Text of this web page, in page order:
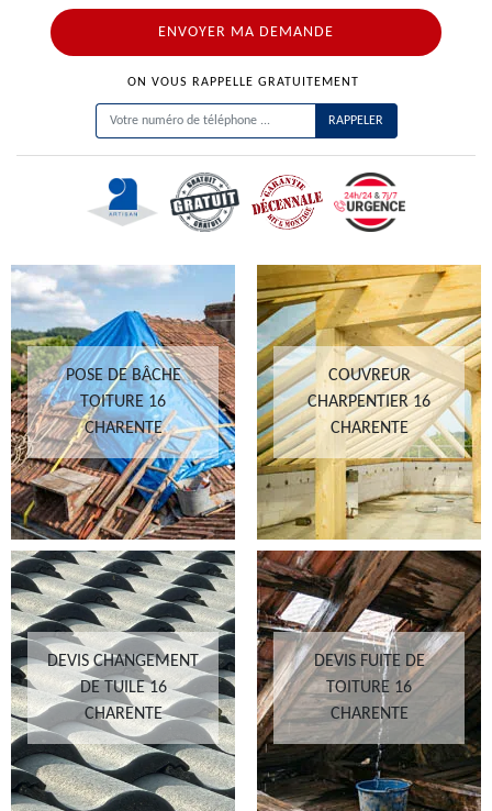
ON VOUS RAPPELLE GRATUITEMENT
POSE DE BÂCHE
TOITURE 16
CHARENTE
COUVREUR
CHARPENTIER 16
CHARENTE
DEVIS CHANGEMENT
DE TUILE 16
CHARENTE
DEVIS FUITE DE
TOITURE 16
CHARENTE